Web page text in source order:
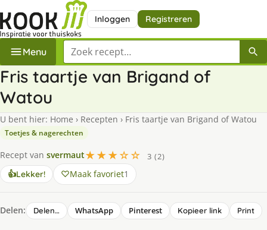
Inloggen Registreren
Menu Zoek een recept
Fris taartje van Brigand of
Watou
U bent hier: Home › Recepten › Fris taartje van Brigand of Watou
Toetjes & nagerechten
Recept van svermaut★★★☆☆
3 (2)
👍Lekker! Maak favoriet1
Delen: Delen… WhatsApp Pinterest Kopieer link Print